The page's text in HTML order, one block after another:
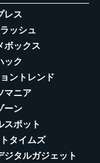
レス
ッシュ
ボックス
ック
ントレンド
マニア
ーン
スポット
タイムズ
ジタルガジェット